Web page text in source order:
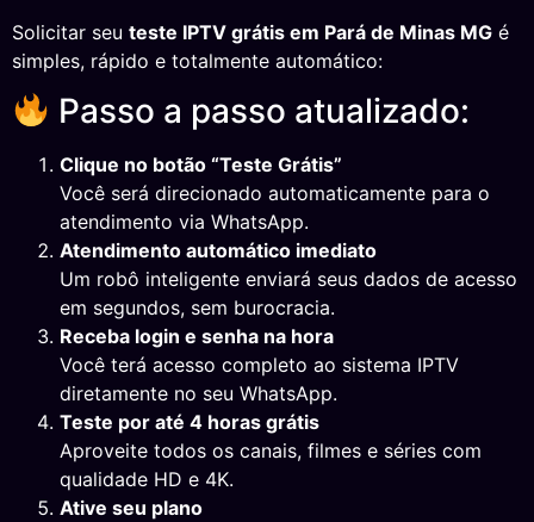
Solicitar seu teste IPTV grátis em Pará de Minas MG é
simples, rápido e totalmente automático:
Passo a passo atualizado:
Clique no botão “Teste Grátis”
Você será direcionado automaticamente para o
atendimento via WhatsApp.
Atendimento automático imediato
Um robô inteligente enviará seus dados de acesso
em segundos, sem burocracia.
Receba login e senha na hora
Você terá acesso completo ao sistema IPTV
diretamente no seu WhatsApp.
Teste por até 4 horas grátis
Aproveite todos os canais, filmes e séries com
qualidade HD e 4K.
Ative seu plano